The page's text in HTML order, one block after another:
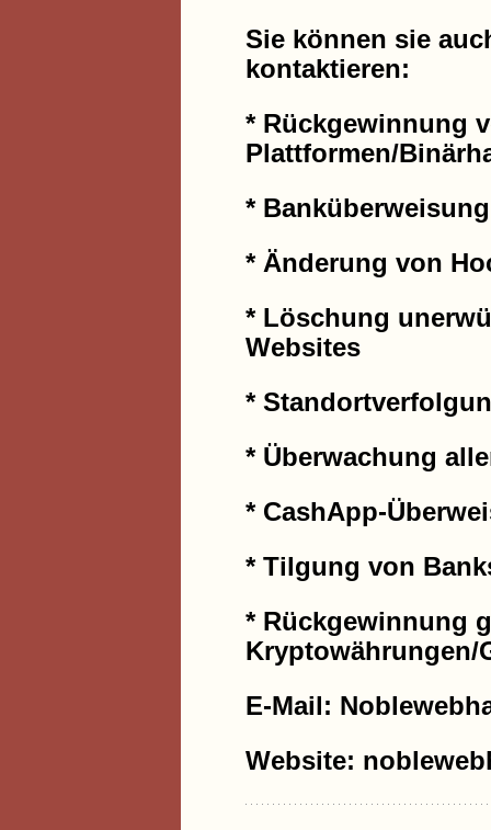
Sie können sie
kontaktieren:
* Rückgewinnung
Plattformen/
* Banküberweisung
* Änderung von
* Löschung
Websites
*
* Überwachung
* CashApp-
* Tilgung von
* Rückgewinnung
Kryptowährungen/
E-Mail:
Website: